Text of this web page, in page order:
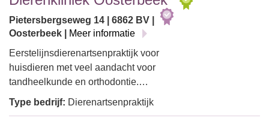
Pietersbergseweg 14 | 6862 BV |
Oosterbeek |
Meer informatie
Eerstelijnsdierenartsenpraktijk voor
huisdieren met veel aandacht voor
tandheelkunde en orthodontie.…
Type bedrijf: Dierenartsenpraktijk